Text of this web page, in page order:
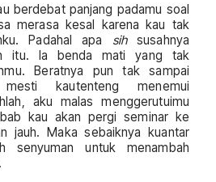
berdebat panjang padamu soal
merasa kesal karena kau tak
Padahal apa sihsusahnya
itu. Ia benda mati yang tak
Beratnya pun tak sampai
kautenteng menemui
aku malas menggerutuimu
kau akan pergi seminar ke
jauh. Maka sebaiknya kuantar
senyuman untuk menambah